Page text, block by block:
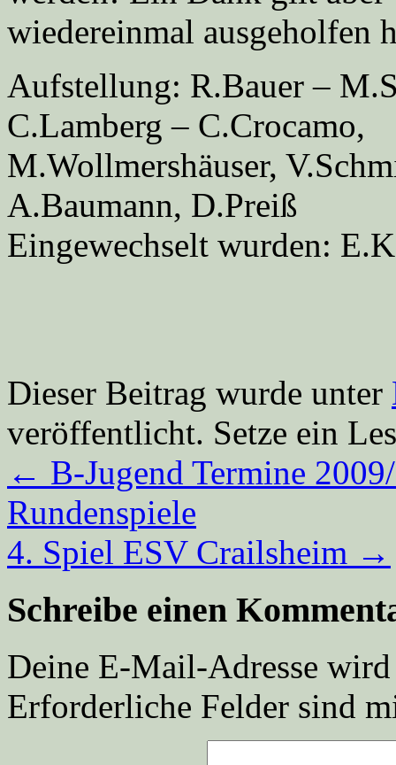
wiedereinmal ausgeholfen
Aufstellung: R.Bauer –
C.Lamberg – C.Crocamo,
M.Wollmershäuser,
A.Baumann, D.Preiß
Eingewechselt wurden:
Dieser Beitrag wurde unter
veröffentlicht. Setze ein
← B-Jugend Termine
Rundenspiele
4. Spiel ESV Crailsheim →
Schreibe einen
Deine E-Mail-Adresse
Erforderliche Felder sind